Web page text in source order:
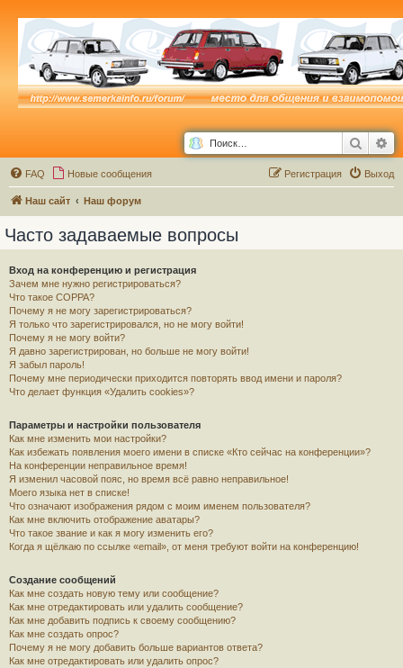
Поиск
FAQ Новые сообщения Выход
Регистрация
Наш сайт Наш форум
Часто задаваемые вопросы
Вход на конференцию и регистрация
Зачем мне нужно регистрироваться?
Что такое COPPA?
Почему я не могу зарегистрироваться?
Я только что зарегистрировался, но не могу войти!
Почему я не могу войти?
Я давно зарегистрирован, но больше не могу войти!
Я забыл пароль!
Почему мне периодически приходится повторять ввод имени и пароля?
Что делает функция «Удалить cookies»?
Параметры и настройки пользователя
Как мне изменить мои настройки?
Как избежать появления моего имени в списке «Кто сейчас на конференции»?
На конференции неправильное время!
Я изменил часовой пояс, но время всё равно неправильное!
Моего языка нет в списке!
Что означают изображения рядом с моим именем пользователя?
Как мне включить отображение аватары?
Что такое звание и как я могу изменить его?
Когда я щёлкаю по ссылке «email», от меня требуют войти на конференцию!
Создание сообщений
Как мне создать новую тему или сообщение?
Как мне отредактировать или удалить сообщение?
Как мне добавить подпись к своему сообщению?
Как мне создать опрос?
Почему я не могу добавить больше вариантов ответа?
Как мне отредактировать или удалить опрос?